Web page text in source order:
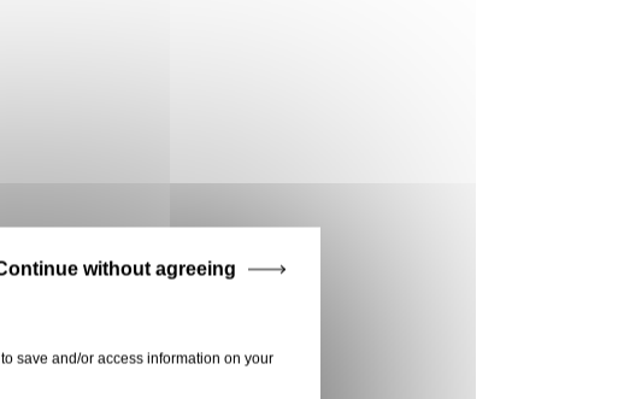
save and/or access information on your
without agreeing